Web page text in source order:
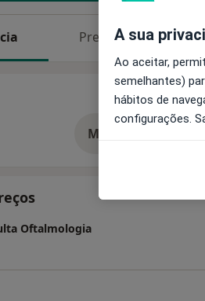
Preços
Mostrar mais
Oftalmologia
A sua
Ao aceitar,
semelhantes)
hábitos de
configurações.